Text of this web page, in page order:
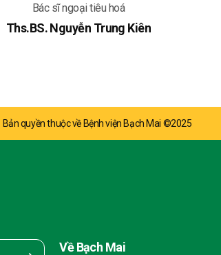
Bác sĩ ngoại tiêu hoá
Ths.BS. Nguyễn Trung Kiên
Bản quyền thuộc về Bệnh viện Bạch Mai ©2025
Về Bạch Mai